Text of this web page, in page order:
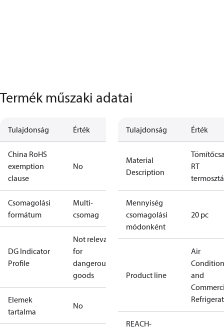
Termék műszaki adatai
Tulajdonság Érték
China RoHS
exemption
clause
No
Csomagolási
formátum
Multi-
csomag
DG Indicator
Profile
Not relevant
for
dangerous
goods
Elemek
tartalma
No
Tulajdonság Érték
Material
Description
RT
Mennyiség
csomagolási
módonként
20 pc
Product line
Air
and
REACH-